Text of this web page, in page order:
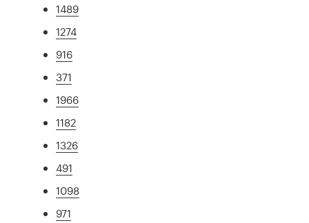
1489
1274
916
371
1966
1182
1326
491
1098
971